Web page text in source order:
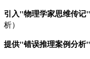
引入"物理学家思维传记"
析）
提供"错误推理案例分析"